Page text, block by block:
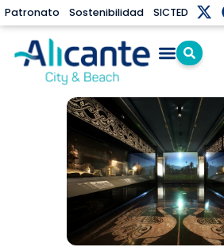
Patronato Sostenibilidad SICTED